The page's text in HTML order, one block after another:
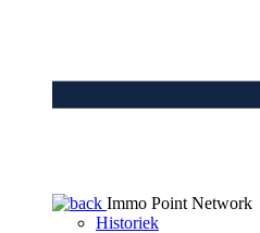
Immo Point Network
Historiek